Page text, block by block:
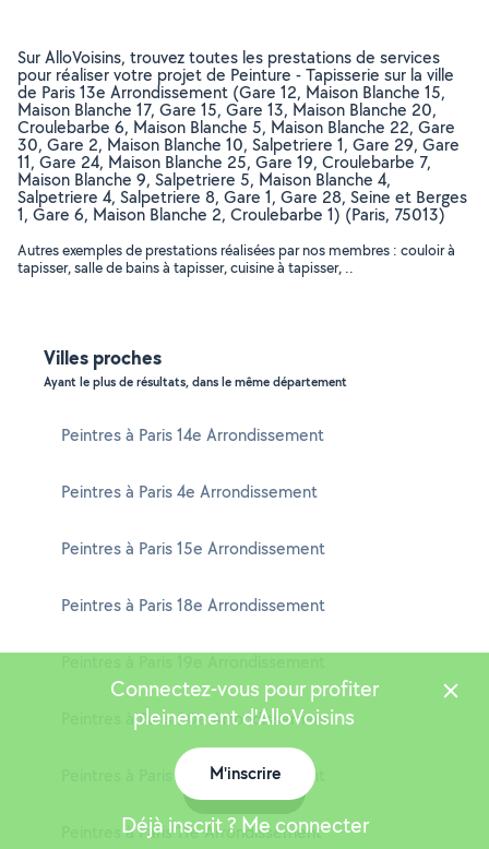
Sur AlloVoisins, trouvez toutes les prestations de services
pour réaliser votre projet de Peinture - Tapisserie sur la ville
de Paris 13e Arrondissement (Gare 12, Maison Blanche 15,
Maison Blanche 17, Gare 15, Gare 13, Maison Blanche 20,
Croulebarbe 6, Maison Blanche 5, Maison Blanche 22, Gare
30, Gare 2, Maison Blanche 10, Salpetriere 1, Gare 29, Gare
11, Gare 24, Maison Blanche 25, Gare 19, Croulebarbe 7,
Maison Blanche 9, Salpetriere 5, Maison Blanche 4,
Salpetriere 4, Salpetriere 8, Gare 1, Gare 28, Seine et Berges
1, Gare 6, Maison Blanche 2, Croulebarbe 1) (Paris, 75013)
Autres exemples de prestations réalisées par nos membres : couloir à
tapisser, salle de bains à tapisser, cuisine à tapisser, ..
Villes proches
Ayant le plus de résultats, dans le même département
Peintres à Paris 14e Arrondissement
Peintres à Paris 4e Arrondissement
Peintres à Paris 15e Arrondissement
Peintres à Paris 18e Arrondissement
Peintres à Paris 20e Arrondissement
Peintres à Paris 16e Arrondissement
Peintres à Paris 11e Arrondissement
Connectez-vous pour profiter
pleinement d'AlloVoisins
M'inscrire
Déjà inscrit ? Me connecter